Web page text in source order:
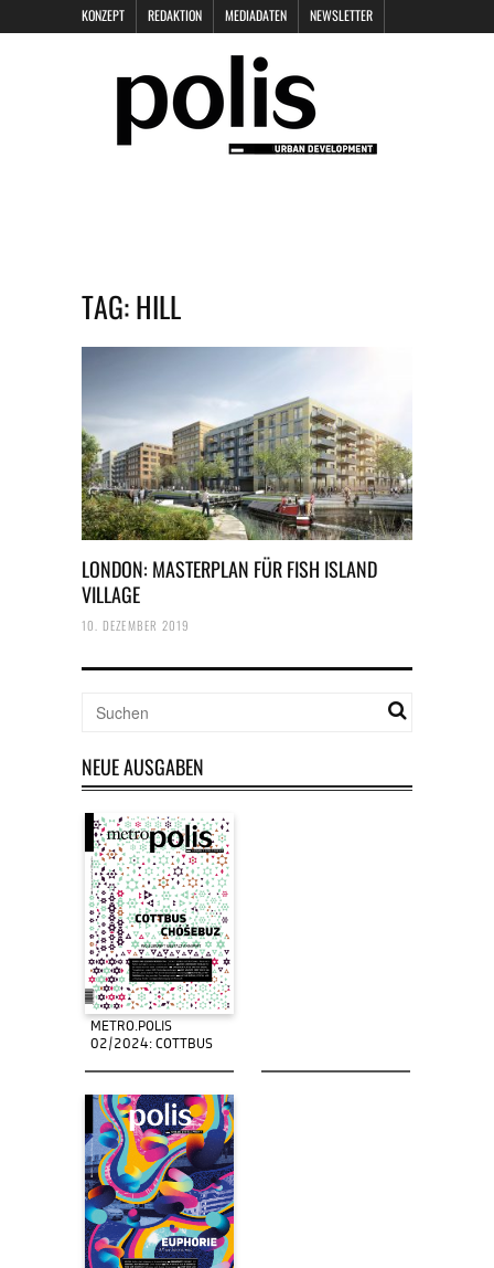
KONZEPT REDAKTION MEDIADATEN NEWSLETTER
DATENSCHUTZ
TAG:HILL
LONDON: MASTERPLAN FÜR FISH ISLAND
VILLAGE
10. DEZEMBER 2019
NEUE AUSGABEN
METRO.POLIS
02/2024: COTTBUS